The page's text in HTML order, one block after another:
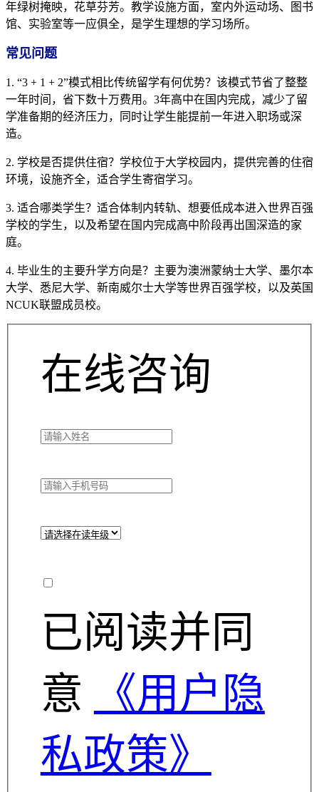
年绿树掩映，花草芬芳。教学设施方面，室内外运动场、图书
馆、实验室等一应俱全，是学生理想的学习场所。
常见问题
1. “3 + 1 + 2”模式相比传统留学有何优势？该模式节省了整整
一年时间，省下数十万费用。3年高中在国内完成，减少了留
学准备期的经济压力，同时让学生能提前一年进入职场或深
造。
2. 学校是否提供住宿？学校位于大学校园内，提供完善的住宿
环境，设施齐全，适合学生寄宿学习。
3. 适合哪类学生？适合体制内转轨、想要低成本进入世界百强
学校的学生，以及希望在国内完成高中阶段再出国深造的家
庭。
4. 毕业生的主要升学方向是？主要为澳洲蒙纳士大学、墨尔本
大学、悉尼大学、新南威尔士大学等世界百强学校，以及英国
NCUK联盟成员校。
在线咨询
已阅读并同
意
《用户隐
私政策》